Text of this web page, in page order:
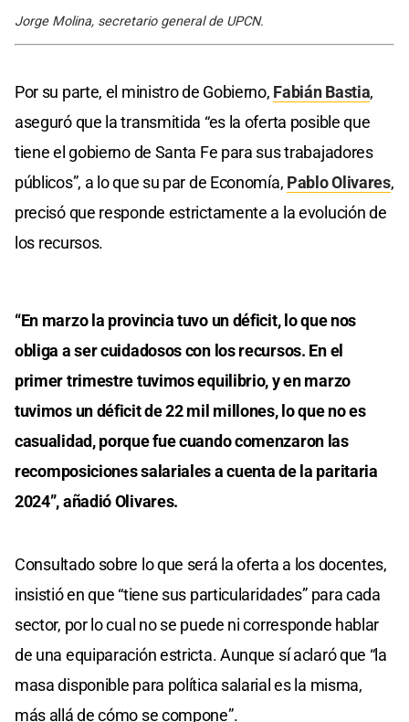
Jorge Molina, secretario general de UPCN.
Por su parte, el ministro de Gobierno, Fabián Bastia,
aseguró que la transmitida “es la oferta posible que
tiene el gobierno de Santa Fe para sus trabajadores
públicos”, a lo que su par de Economía, Pablo Olivares,
precisó que responde estrictamente a la evolución de
los recursos.
“En marzo la provincia tuvo un déficit, lo que nos
obliga a ser cuidadosos con los recursos. En el
primer trimestre tuvimos equilibrio, y en marzo
tuvimos un déficit de 22 mil millones, lo que no es
casualidad, porque fue cuando comenzaron las
recomposiciones salariales a cuenta de la paritaria
2024”, añadió Olivares.
Consultado sobre lo que será la oferta a los docentes,
insistió en que “tiene sus particularidades” para cada
sector, por lo cual no se puede ni corresponde hablar
de una equiparación estricta. Aunque sí aclaró que “la
masa disponible para política salarial es la misma,
más allá de cómo se compone”.